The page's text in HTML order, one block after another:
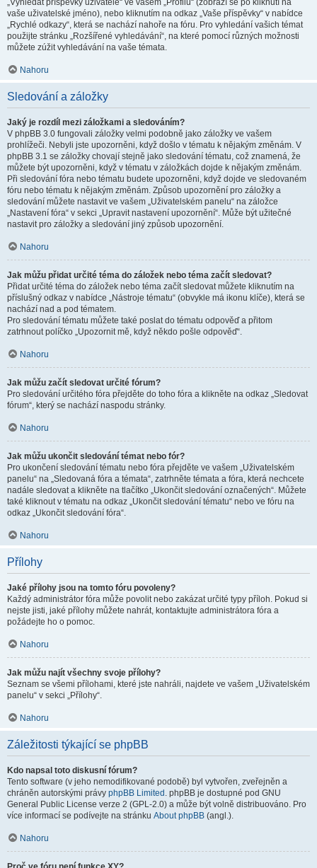
„Vyhledat příspěvky uživatele“ ve vašem „Profilu“ (zobrazí se po kliknutí na
vaše uživatelské jméno), nebo kliknutím na odkaz „Vaše příspěvky“ v nabídce
„Rychlé odkazy“, která se nachází nahoře na fóru. Pro vyhledání vašich témat
použijte stránku „Rozšířené vyhledávání“, na které pomocí různých možnosti
můžete zúžit vyhledávání na vaše témata.
Nahoru
Sledování a záložky
Jaký je rozdíl mezi záložkami a sledováním?
V phpBB 3.0 fungovali záložky velmi podobně jako záložky ve vašem
prohlížeči. Nebyli jste upozorněni, když došlo v tématu k nějakým změnám. V
phpBB 3.1 se záložky chovají stejně jako sledování tématu, což znamená, že
můžete být upozorněni, když v tématu v záložkách dojde k nějakým změnám.
Při sledování fóra nebo tématu budete upozorněni, když dojde ve sledovaném
fóru nebo tématu k nějakým změnám. Způsob upozornění pro záložky a
sledování můžete nastavit ve vašem „Uživatelském panelu“ na záložce
„Nastavení fóra“ v sekci „Upravit nastavení upozornění“. Může být užitečné
nastavit pro záložky a sledování jiný způsob upozornění.
Nahoru
Jak můžu přidat určité téma do záložek nebo téma začít sledovat?
Přidat určité téma do záložek nebo téma začít sledovat můžete kliknutím na
příslušný odkaz v nabídce „Nástroje tématu“ (obvykle má ikonu klíče), která se
nachází nad a pod tématem.
Pro sledování tématu můžete také poslat do tématu odpověď a přitom
zatrhnout políčko „Upozornit mě, když někdo pošle odpověď“.
Nahoru
Jak můžu začít sledovat určité fórum?
Pro sledování určitého fóra přejděte do toho fóra a klikněte na odkaz „Sledovat
fórum“, který se nachází naspodu stránky.
Nahoru
Jak můžu ukončit sledování témat nebo fór?
Pro ukončení sledování tématu nebo fóra přejděte ve vašem „Uživatelském
panelu“ na „Sledovaná fóra a témata“, zatrhněte témata a fóra, která nechcete
nadále sledovat a klikněte na tlačítko „Ukončit sledování označených“. Můžete
také kliknout v tématu na odkaz „Ukončit sledování tématu“ nebo ve fóru na
odkaz „Ukončit sledování fóra“.
Nahoru
Přílohy
Jaké přílohy jsou na tomto fóru povoleny?
Každý administrátor fóra může povolit nebo zakázat určité typy příloh. Pokud si
nejste jisti, jaké přílohy můžete nahrát, kontaktujte administrátora fóra a
požádejte ho o pomoc.
Nahoru
Jak můžu najít všechny svoje přílohy?
Seznam se všemi přílohami, které jste nahráli, najdete ve vašem „Uživatelském
panelu“ v sekci „Přílohy“.
Nahoru
Záležitosti týkající se phpBB
Kdo napsal toto diskusní fórum?
Tento software (v jeho nemodifikované podobě) byl vytvořen, zveřejněn a
chráněn autorskými právy phpBB Limited . phpBB je dostupné pod GNU
General Public License verze 2 (GPL-2.0) a může být volně distribuováno. Pro
více informací se podívejte na stránku About phpBB (angl.).
Nahoru